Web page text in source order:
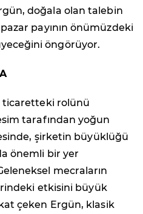
doğala olan talebin
payının önümüzdeki
öngörüyor.
ticaretteki rolünü
tarafından yoğun
şirketin büyüklüğü
önemli bir yer
mecraların
etkisini büyük
çeken Ergün, klasik